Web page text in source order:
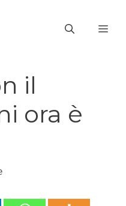
il
ora è